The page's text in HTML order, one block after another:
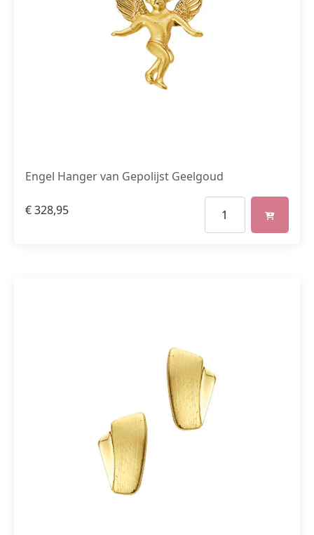
Engel Hanger van Gepolijst Geelgoud
€328,95